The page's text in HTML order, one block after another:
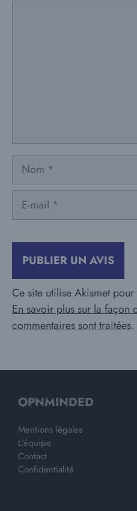
Nom
Ce site utilise Akismet
En savoir plus sur la façon
commentaires sont traitées.
OPNMINDED
Mentions légales
L'équipe
Contact
Confidentialité